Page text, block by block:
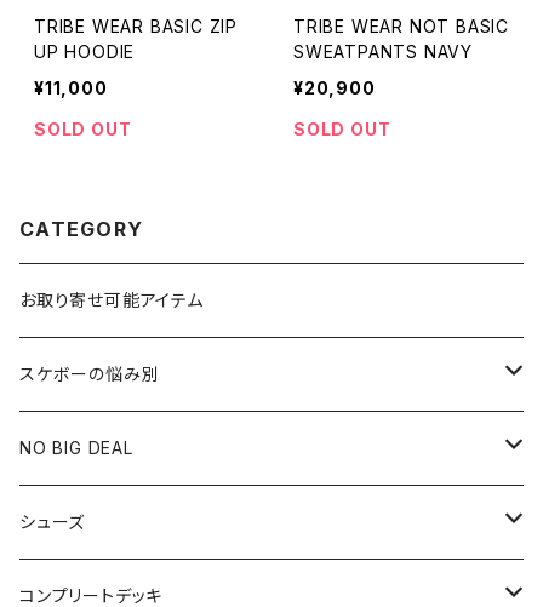
TRIBE WEAR BASIC ZIP
UP HOODIE
¥11,000
SOLD OUT
TRIBE WEAR NOT BASIC
SWEATPANTS NAVY
¥20,900
SOLD OUT
CATEGORY
お取り寄せ可能アイテム
スケボーの悩み別
膝や腰が痛い
NO BIG DEAL
NBD CUSTOMIZED
USED ITEM
シューズ
キッズシューズ
コンプリートデッキ